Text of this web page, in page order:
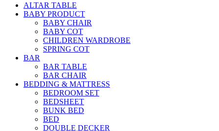
ALTAR TABLE
BABY PRODUCT
BABY CHAIR
BABY COT
CHILDREN WARDROBE
SPRING COT
BAR
BAR TABLE
BAR CHAIR
BEDDING & MATTRESS
BEDROOM SET
BEDSHEET
BUNK BED
BED
DOUBLE DECKER